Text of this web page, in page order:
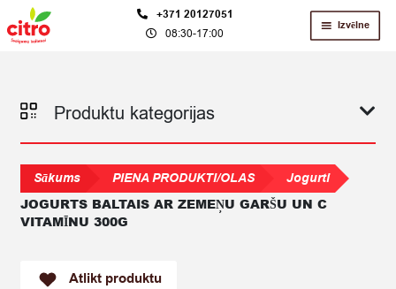
Skip
to
Skip
to
+371 20127051
08:30-17:00
Izvēlne
Produktu kategorijas
Sākums PIENA PRODUKTI/OLAS
Jogurti
JOGURTS BALTAIS AR ZEMEŅU GARŠU UN C
VITAMĪNU 300G
Atlikt produktu